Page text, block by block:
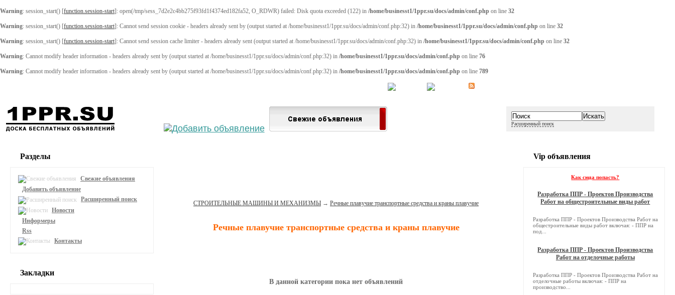
Warning: session_start() [function.session-start]: open(/tmp/sess_7d2e2c4bb275f93fd1f4374ed182fa52, O_RDWR) failed: Disk quota exceeded (122) in /home/businesst1/1ppr.su/docs/admin/conf.php on line 32
Warning: session_start() [function.session-start]: Cannot send session cookie - headers already sent by (output started at /home/businesst1/1ppr.su/docs/admin/conf.php:32) in /home/businesst1/1ppr.su/docs/admin/conf.php on line 32
Warning: session_start() [function.session-start]: Cannot send session cache limiter - headers already sent (output started at /home/businesst1/1ppr.su/docs/admin/conf.php:32) in /home/businesst1/1ppr.su/docs/admin/conf.php on line 32
Warning: Cannot modify header information - headers already sent by (output started at /home/businesst1/1ppr.su/docs/admin/conf.php:32) in /home/businesst1/1ppr.su/docs/admin/conf.php on line 76
Warning: Cannot modify header information - headers already sent by (output started at /home/businesst1/1ppr.su/docs/admin/conf.php:32) in /home/businesst1/1ppr.su/docs/admin/conf.php on line 789
Расширенный поиск
СТРОИТЕЛЬНЫЕ МАШИНЫ И МЕХАНИЗМЫ →Речные плавучие транспортные средства и краны плавучие
Речные плавучие транспортные средства и краны плавучие
В данной категории пока нет объявлений
Разделы
Свежие объявления
Добавить объявление
Расширенный поиск
Новости
Информеры
Rss
Контакты
Закладки
Vip объявления
Как сюда попасть?
Разработка ППР - Проектов Производства
Работ на общестроительные виды работ
Разработка ППР - Проектов Производства Работ на
общестроительные виды работ включая: - ППР на
под...
Разработка ППР - Проектов Производства
Работ на отделочные работы
Разработка ППР - Проектов Производства Работ на
отделочные работы включая: - ППР на
производство...